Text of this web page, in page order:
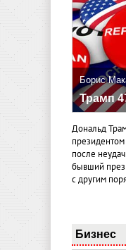
Борис
Трамп
Дональд
после
бывший
с другим
Бизнес